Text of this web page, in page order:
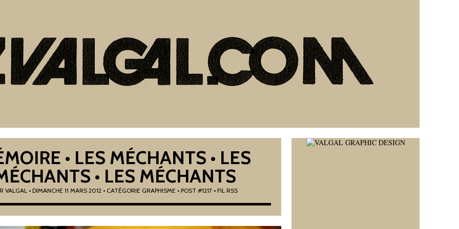
• LES MÉCHANTS • LES
• LES MÉCHANTS
VALGAL• DIMANCHE 11 MARS 2012 • CATÉGORIE GRAPHISME • POST #1217 • FIL RSS